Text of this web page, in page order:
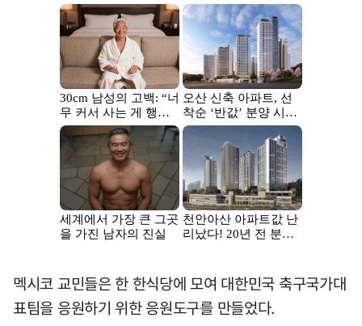
멕시코 교민들은 한 한식당에 모여 대한민국 축구국가대
표팀을 응원하기 위한 응원도구를 만들었다.